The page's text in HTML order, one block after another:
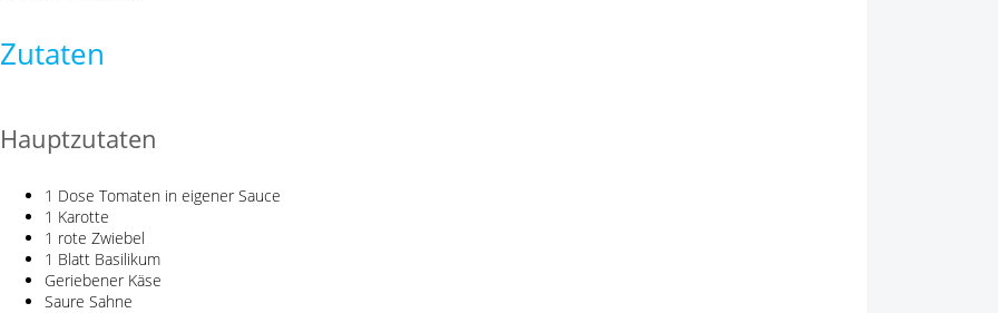
Zutaten
Hauptzutaten
1 Dose Tomaten in eigener Sauce
1 Karotte
1 rote Zwiebel
1 Blatt Basilikum
Geriebener Käse
Saure Sahne